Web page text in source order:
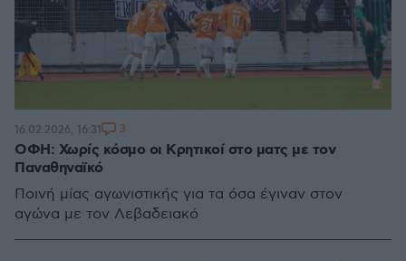
ΟΦΗ: Χωρίς κόσμο οι Κρητικοί στο ματς με τον
Παναθηναϊκό
Ποινή μίας αγωνιστικής για τα όσα έγιναν στον
αγώνα με τον Λεβαδειακό
16.02.2026, 16:31 3